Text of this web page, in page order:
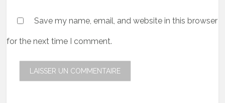
Save my name, email, and website in this browser
for the next time I comment.